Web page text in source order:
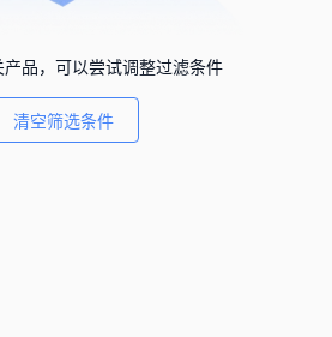
品，可以尝试调整过滤条件
清空筛选条件